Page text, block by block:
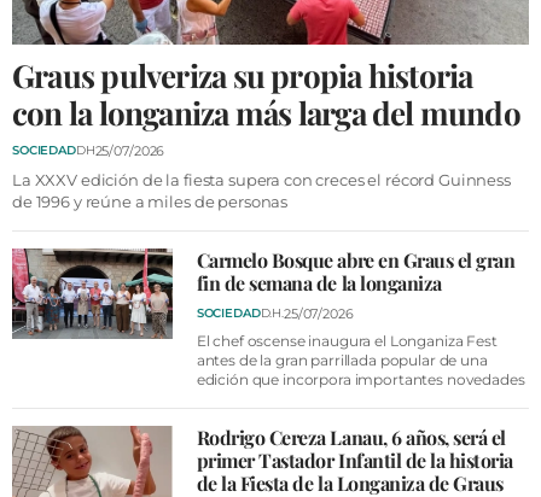
SOCIEDAD
OPINIÓN
GALERÍAS
VÍDEOS
CONTACTAR
FIESTAS EN EL ALTO ARAGÓN
FIESTAS DE SAN LORENZO
AGENDA
FARMACIAS
HORÓSCOPO
Graus pulveriza su propia historia
con la longaniza más larga del mundo
SOCIEDADDH25/07/2026
La XXXV edición de la fiesta supera con creces el récord Guinness
de 1996 y reúne a miles de personas
Carmelo Bosque abre en Graus el gran
fin de semana de la longaniza
SOCIEDADD.H.25/07/2026
El chef oscense inaugura el Longaniza Fest
antes de la gran parrillada popular de una
edición que incorpora importantes novedades
Rodrigo Cereza Lanau, 6 años, será el
primer Tastador Infantil de la historia
de la Fiesta de la Longaniza de Graus